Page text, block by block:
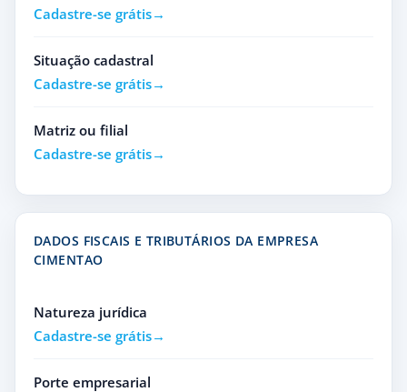
Cadastre-se grátis
Situação cadastral
Cadastre-se grátis
Matriz ou filial
Cadastre-se grátis
DADOS FISCAIS E TRIBUTÁRIOS DA EMPRESA
CIMENTAO
Natureza jurídica
Cadastre-se grátis
Porte empresarial